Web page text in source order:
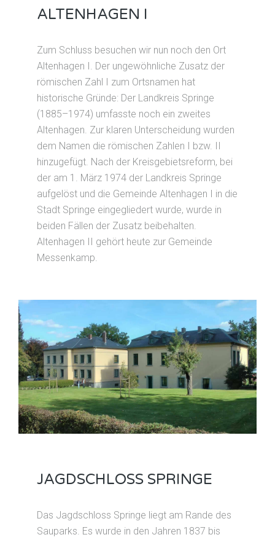
ALTENHAGEN I
Zum Schluss besuchen wir nun noch den Ort
Altenhagen I. Der ungewöhnliche Zusatz der
römischen Zahl I zum Ortsnamen hat
historische Gründe: Der Landkreis Springe
(1885–1974) umfasste noch ein zweites
Altenhagen. Zur klaren Unterscheidung wurden
dem Namen die römischen Zahlen I bzw. II
hinzugefügt. Nach der Kreisgebietsreform, bei
der am 1. März 1974 der Landkreis Springe
aufgelöst und die Gemeinde Altenhagen I in die
Stadt Springe eingegliedert wurde, wurde in
beiden Fällen der Zusatz beibehalten.
Altenhagen II gehört heute zur Gemeinde
Messenkamp.
JAGDSCHLOSS SPRINGE
Das Jagdschloss Springe liegt am Rande des
Sauparks. Es wurde in den Jahren 1837 bis